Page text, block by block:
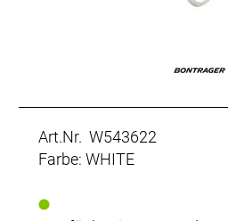
Art.Nr. W543622
Farbe: WHITE